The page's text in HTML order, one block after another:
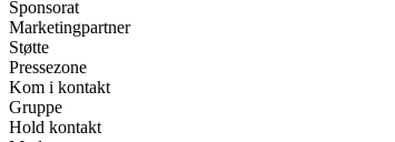
Sponsorat
Marketingpartner
Støtte
Pressezone
Kom i kontakt
Gruppe
Hold kontakt